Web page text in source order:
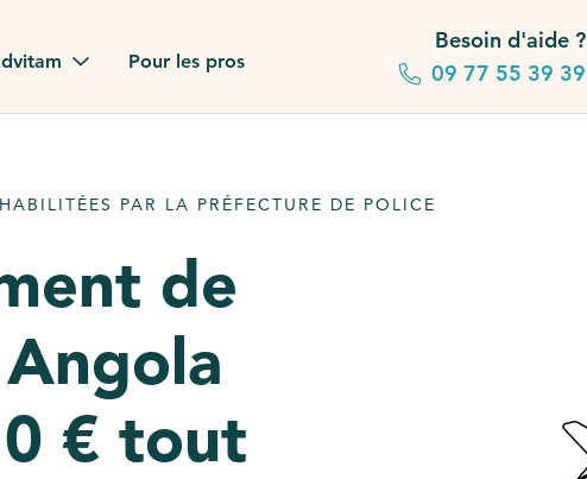
dans la presse
?
notre FAQ
Pour les pros
Besoin d'aide ?
09 77 55 39 39
PAR LA PRÉFECTURE DE POLICE
de
€ tout